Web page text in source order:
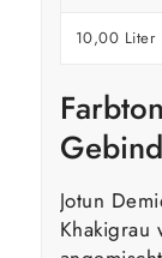
10,00 Liter
Jotun
Khakigrau